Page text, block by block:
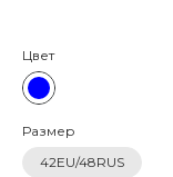
Цвет
Размер
42EU/48RUS